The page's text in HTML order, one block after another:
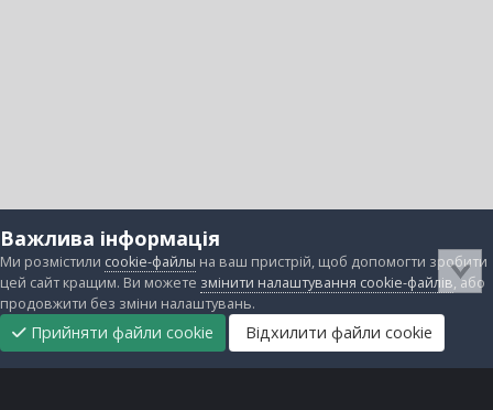
Важлива інформація
Ми розмістили cookie-файлы на ваш пристрій, щоб допомогти зробити
цей сайт кращим. Ви можете змінити налаштування cookie-файлів, або
продовжити без зміни налаштувань.
Прийняти файли cookie Відхилити файли cookie
Головна
Підтримати
нас
Прибрати
рекламу
Завантаження Непрочитані Реєстрація